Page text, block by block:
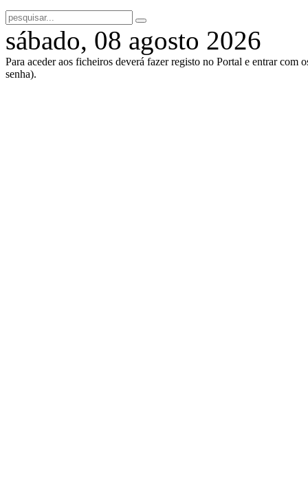
sábado, 08 agosto 2026
Para aceder aos ficheiros deverá fazer registo no Portal e entrar com
senha).